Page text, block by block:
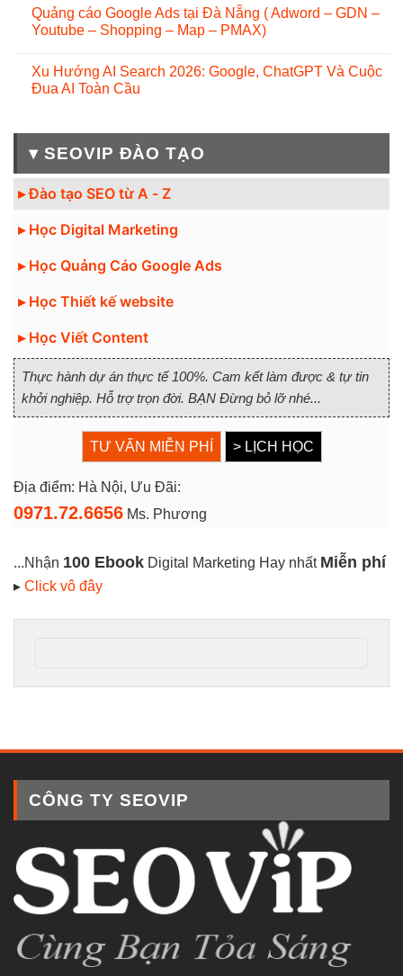
Quảng cáo Google Ads tại Đà Nẵng ( Adword – GDN –
Youtube – Shopping – Map – PMAX)
Xu Hướng AI Search 2026: Google, ChatGPT Và Cuộc
Đua AI Toàn Cầu
▾ SEOVIP ĐÀO TẠO
▸ Đào tạo SEO từ A - Z
▸ Học Digital Marketing
▸ Học Quảng Cáo Google Ads
▸ Học Thiết kế website
▸ Học Viết Content
Thực hành dự án thực tế 100%. Cam kết làm được & tự tin
khởi nghiệp. Hỗ trợ trọn đời. BẠN Đừng bỏ lỡ nhé...
TƯ VẤN MIỄN PHÍ > LỊCH HỌC
Địa điểm: Hà Nội, Ưu Đãi:
0971.72.6656 Ms. Phương
...Nhận 100 Ebook Digital Marketing Hay nhất Miễn phí
▸ Click vô đây
CÔNG TY SEOVIP